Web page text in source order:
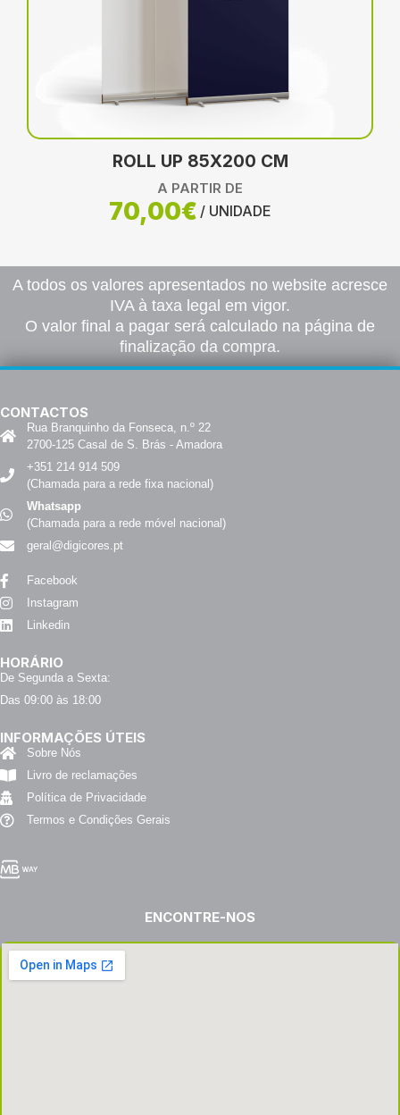
ROLL UP 85X200 CM
A PARTIR DE
70,00€ / UNIDADE
A todos os valores apresentados no website acresce
IVA à taxa legal em vigor.
O valor final a pagar será calculado na página de
finalização da compra.
CONTACTOS
Rua Branquinho da Fonseca, n.º 22
2700-125 Casal de S. Brás - Amadora
+351 214 914 509
(Chamada para a rede fixa nacional)
Whatsapp
(Chamada para a rede móvel nacional)
geral@digicores.pt
Facebook
Instagram
Linkedin
HORÁRIO
De Segunda a Sexta:
Das 09:00 às 18:00
INFORMAÇÕES ÚTEIS
Sobre Nós
Livro de reclamações
Política de Privacidade
Termos e Condições Gerais
ENCONTRE-NOS